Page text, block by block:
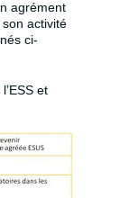
agrément
activité
ci-
et